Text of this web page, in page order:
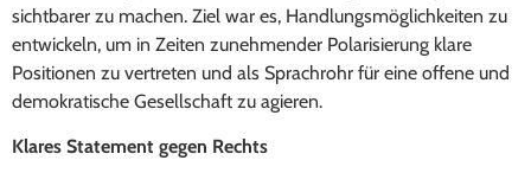
sichtbarer zu machen. Ziel war es, Handlungsmöglichkeiten zu
entwickeln, um in Zeiten zunehmender Polarisierung klare
Positionen zu vertreten und als Sprachrohr für eine offene und
demokratische Gesellschaft zu agieren.
Klares Statement gegen Rechts